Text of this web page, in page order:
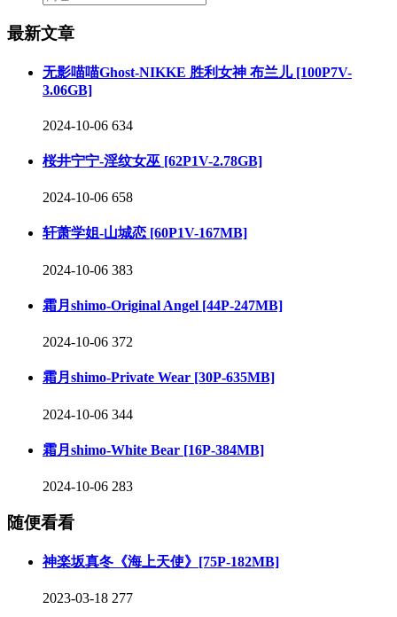
最新文章
无影喵喵Ghost-NIKKE 胜利女神 布兰儿 [100P7V-
3.06GB]
2024-10-06 634
桜井宁宁-淫纹女巫 [62P1V-2.78GB]
2024-10-06 658
轩萧学姐-山城恋 [60P1V-167MB]
2024-10-06 383
霜月shimo-Original Angel [44P-247MB]
2024-10-06 372
霜月shimo-Private Wear [30P-635MB]
2024-10-06 344
霜月shimo-White Bear [16P-384MB]
2024-10-06 283
随便看看
神楽坂真冬《海上天使》[75P-182MB]
2023-03-18 277